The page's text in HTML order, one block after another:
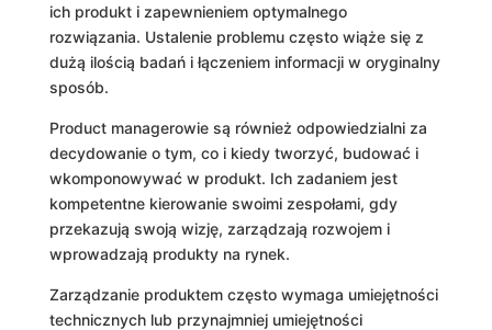
ich produkt i zapewnieniem optymalnego
rozwiązania. Ustalenie problemu często wiąże się z
dużą ilością badań i łączeniem informacji w oryginalny
sposób.
Product managerowie są również odpowiedzialni za
decydowanie o tym, co i kiedy tworzyć, budować i
wkomponowywać w produkt. Ich zadaniem jest
kompetentne kierowanie swoimi zespołami, gdy
przekazują swoją wizję, zarządzają rozwojem i
wprowadzają produkty na rynek.
Zarządzanie produktem często wymaga umiejętności
technicznych lub przynajmniej umiejętności